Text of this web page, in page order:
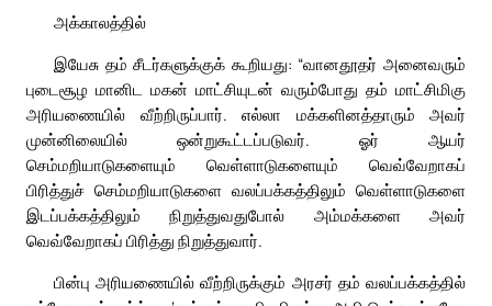
அக்காலத்தில்
இயேசு தம் சீடர்களுக்குக் கூறியது: “வானதூதர் அனைவரும்
புடைசூழ மானிட மகன் மாட்சியுடன் வரும்போது தம் மாட்சிமிகு
அரியணையில் வீற்றிருப்பார். எல்லா மக்களினத்தாரும் அவர்
முன்னிலையில் ஒன்றுகூட்டப்படுவர். ஓர் ஆயர்
செம்மறியாடுகளையும் வெள்ளாடுகளையும் வெவ்வேறாகப்
பிரித்துச் செம்மறியாடுகளை வலப்பக்கத்திலும் வெள்ளாடுகளை
இடப்பக்கத்திலும் நிறுத்துவதுபோல் அம்மக்களை அவர்
வெவ்வேறாகப் பிரித்து நிறுத்துவார்.
பின்பு அரியணையில் வீற்றிருக்கும் அரசர் தம் வலப்பக்கத்தில்